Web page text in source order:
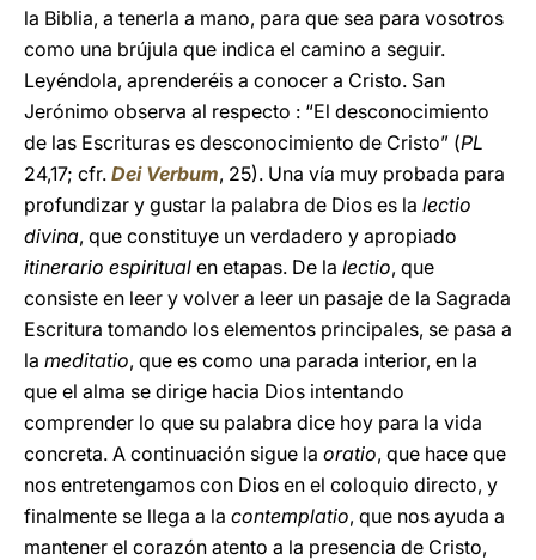
la Biblia, a tenerla a mano, para que sea para vosotros
como una brújula que indica el camino a seguir.
Leyéndola, aprenderéis a conocer a Cristo. San
Jerónimo observa al respecto : “El desconocimiento
de las Escrituras es desconocimiento de Cristo” (PL
24,17; cfr. Dei Verbum, 25). Una vía muy probada para
profundizar y gustar la palabra de Dios es la lectio
divina, que constituye un verdadero y apropiado
itinerario espiritual en etapas. De la lectio, que
consiste en leer y volver a leer un pasaje de la Sagrada
Escritura tomando los elementos principales, se pasa a
la meditatio, que es como una parada interior, en la
que el alma se dirige hacia Dios intentando
comprender lo que su palabra dice hoy para la vida
concreta. A continuación sigue la oratio, que hace que
nos entretengamos con Dios en el coloquio directo, y
finalmente se llega a la contemplatio, que nos ayuda a
mantener el corazón atento a la presencia de Cristo,